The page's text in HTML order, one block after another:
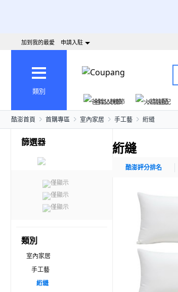
加到我的最愛 申請入駐
類別
爸氣父親節
火箭速配
酷澎首頁 首購專區 室內家居 手工藝 絎縫
篩選器
僅顯示
僅顯示
僅顯示
類別
室內家居
手工藝
絎縫
絎縫
酷澎評分排名